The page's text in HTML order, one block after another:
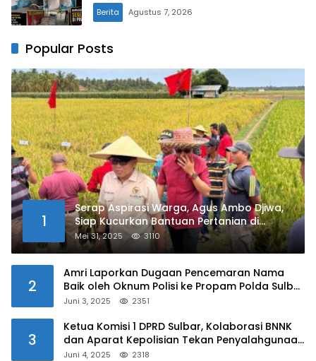
Berita Agustus 7, 2026
Popular Posts
1
Serap Aspirasi Warga, Agus Ambo Djiwa,
Siap Kucurkan Bantuan Pertanian di
Kalukku
Mei 31, 2025 3110
2
Amri Laporkan Dugaan Pencemaran Nama
Baik oleh Oknum Polisi ke Propam Polda Sulbar
Juni 3, 2025 2351
3
Ketua Komisi 1 DPRD Sulbar, Kolaborasi BNNK
dan Aparat Kepolisian Tekan Penyalahgunaan
Juni 4, 2025 2318